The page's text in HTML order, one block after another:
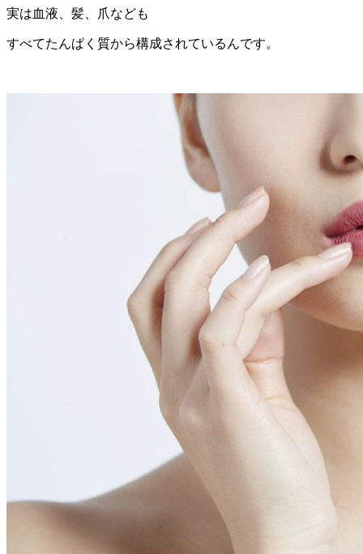
実は血液、髪、爪なども
すべてたんぱく質から構成されているんです。